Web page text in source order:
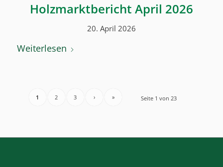
Holzmarktbericht April 2026
20. April 2026
Weiterlesen
Seite 1 von 23
1 2 3 › »